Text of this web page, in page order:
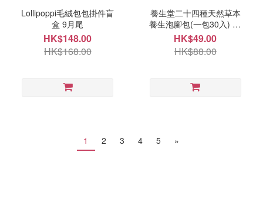
Lollipoppi毛絨包包掛件盲
盒 9月尾
HK$148.00
HK$168.00
養生堂二十四種天然草本
養生泡腳包(一包30入) 10
月頭
HK$49.00
HK$88.00
1 2 3 4 5 »